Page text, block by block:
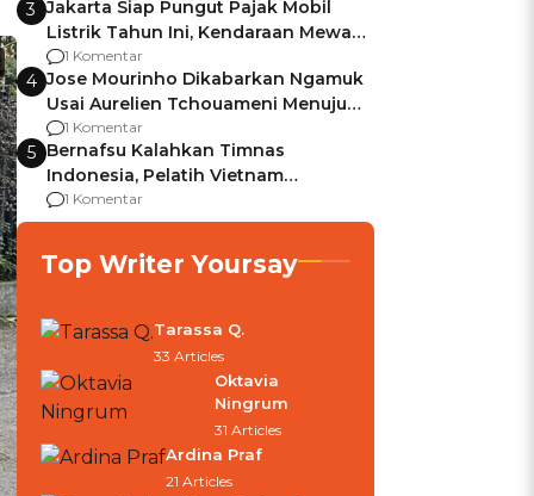
3 Jakarta Siap Pungut Pajak Mobil
Listrik Tahun Ini, Kendaraan Mewah
Kena hingga 75% PKB
1 Komentar
4 Jose Mourinho Dikabarkan Ngamuk
Usai Aurelien Tchouameni Menuju
Manchester United
1 Komentar
5 Bernafsu Kalahkan Timnas
Indonesia, Pelatih Vietnam
Berencana Pakai Jimat di Pakansari
1 Komentar
Top Writer Yoursay
Tarassa Q.
33 Articles
Oktavia
Ningrum
31 Articles
Ardina Praf
21 Articles